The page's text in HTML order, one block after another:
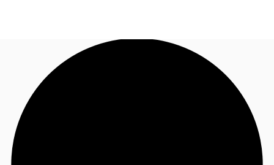
Sobre a JLL
Receba Nossa Newsletter
Ligue agora